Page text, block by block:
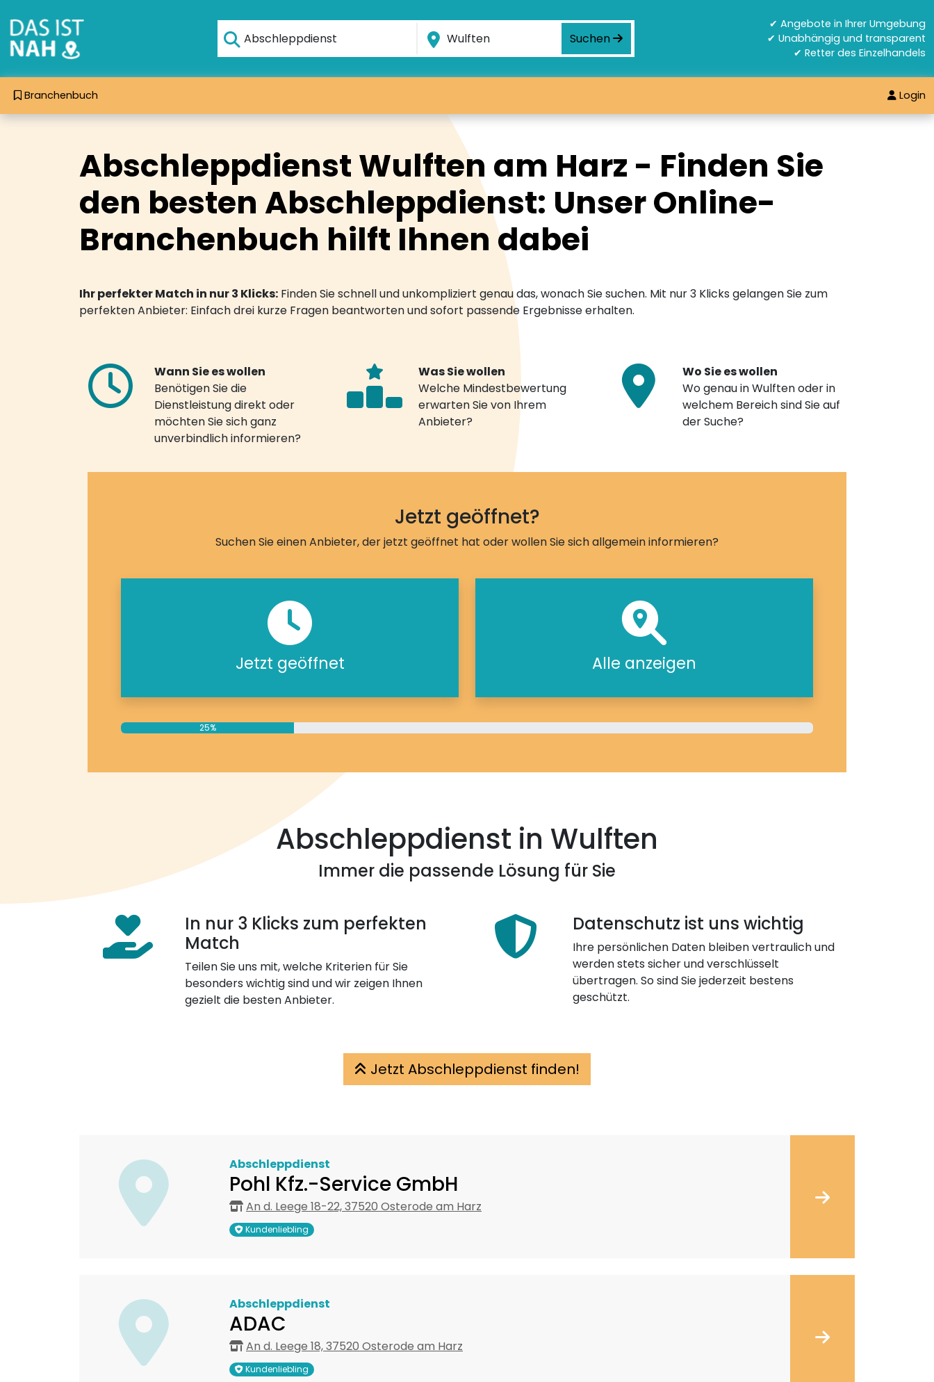
Suchen
✔ Angebote in Ihrer Umgebung
✔ Unabhängig und transparent
✔ Retter des Einzelhandels
Branchenbuch Login
Abschleppdienst Wulften am Harz - Finden Sie
den besten Abschleppdienst: Unser Online-
Branchenbuch hilft Ihnen dabei
Ihr perfekter Match in nur 3 Klicks: Finden Sie schnell und unkompliziert genau das, wonach Sie suchen. Mit nur 3 Klicks gelangen Sie zum
perfekten Anbieter: Einfach drei kurze Fragen beantworten und sofort passende Ergebnisse erhalten.
Wann Sie es wollen
Benötigen Sie die
Dienstleistung direkt oder
möchten Sie sich ganz
unverbindlich informieren?
Was Sie wollen
Welche Mindestbewertung
erwarten Sie von Ihrem
Anbieter?
Wo Sie es wollen
Wo genau in Wulften oder in
welchem Bereich sind Sie auf
der Suche?
Jetzt geöffnet?
Suchen Sie einen Anbieter, der jetzt geöffnet hat oder wollen Sie sich allgemein informieren?
Jetzt geöffnet Alle anzeigen
25%
Abschleppdienst in Wulften
Immer die passende Lösung für Sie
In nur 3 Klicks zum perfekten
Match
Teilen Sie uns mit, welche Kriterien für Sie
besonders wichtig sind und wir zeigen Ihnen
gezielt die besten Anbieter.
Datenschutz ist uns wichtig
Ihre persönlichen Daten bleiben vertraulich und
werden stets sicher und verschlüsselt
übertragen. So sind Sie jederzeit bestens
geschützt.
Jetzt Abschleppdienst finden!
Abschleppdienst
Pohl Kfz.-Service GmbH
An d. Leege 18-22, 37520 Osterode am Harz
Kundenliebling
Abschleppdienst
ADAC
An d. Leege 18, 37520 Osterode am Harz
Kundenliebling